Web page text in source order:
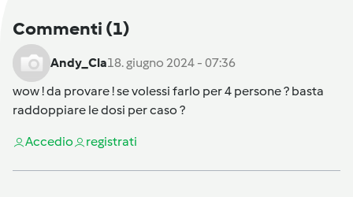
Commenti (1)
Andy_Cla18. giugno 2024 - 07:36
wow ! da provare ! se volessi farlo per 4 persone ? basta
raddoppiare le dosi per caso ?
Accedio registrati